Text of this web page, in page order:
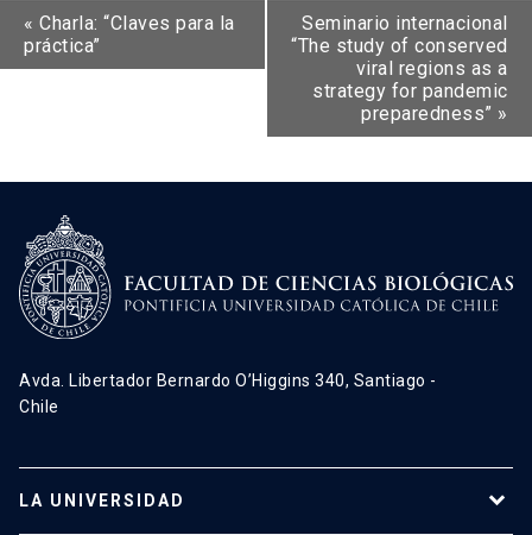
« Charla: “Claves para la
práctica”
Seminario internacional
“The study of conserved
viral regions as a
strategy for pandemic
preparedness” »
Avda. Libertador Bernardo O’Higgins 340, Santiago -
Chile
LA UNIVERSIDAD